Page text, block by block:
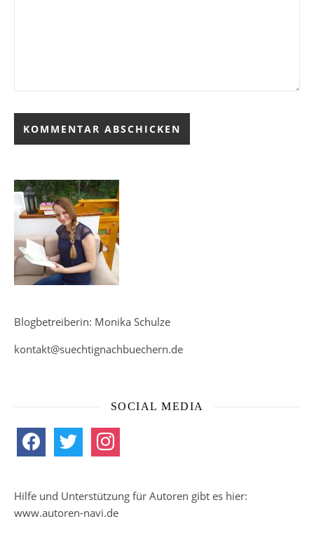
Blogbetreiberin: Monika Schulze
kontakt@suechtignachbuechern.de
SOCIAL MEDIA
facebook twitter instagram
Hilfe und Unterstützung für Autoren gibt es hier:
www.autoren-navi.de